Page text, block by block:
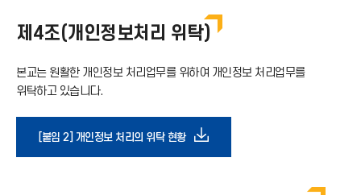
아
로
제4조(개인정보처리 위탁)
본교는 원활한 개인정보 처리업무를 위하여 개인정보 처리업무를
위탁하고 있습니다.
[붙임 2] 개인정보 처리의 위탁 현황다